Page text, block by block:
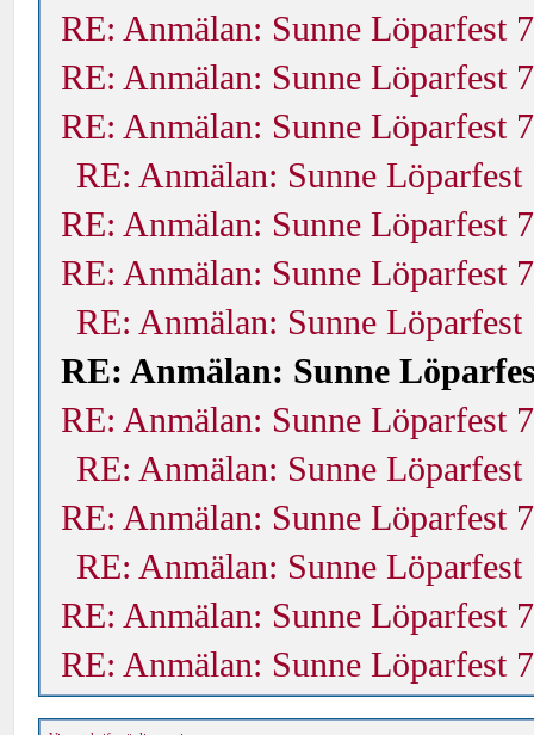
RE: Anmälan: Sunne Löparfest
RE: Anmälan: Sunne Löparfest
RE: Anmälan: Sunne Löparfest
RE: Anmälan: Sunne Löparfest
RE: Anmälan: Sunne Löparfest
RE: Anmälan: Sunne Löparfest
RE: Anmälan: Sunne Löparfest
RE: Anmälan: Sunne
RE: Anmälan: Sunne Löparfest
RE: Anmälan: Sunne Löparfest
RE: Anmälan: Sunne Löparfest
RE: Anmälan: Sunne Löparfest
RE: Anmälan: Sunne Löparfest
RE: Anmälan: Sunne Löparfest